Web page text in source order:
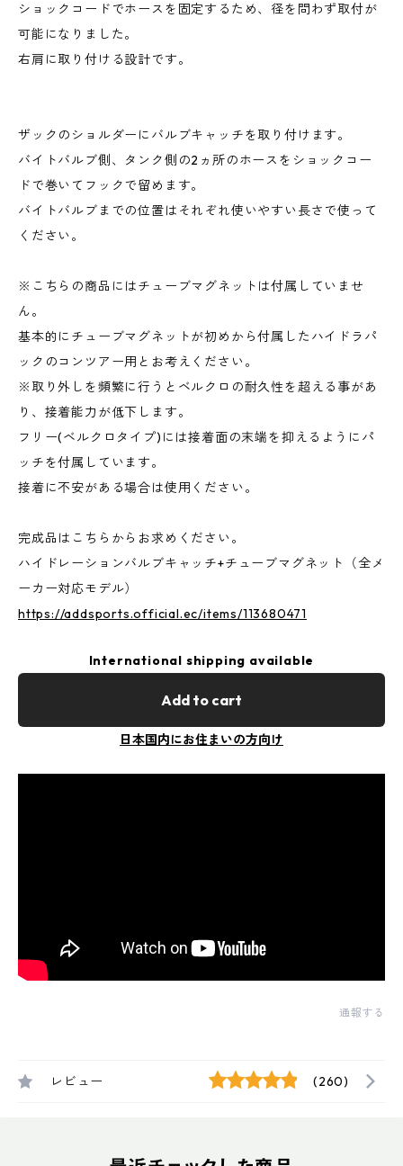
ショックコードでホースを固定するため、径を問わず取付が
可能になりました。
右肩に取り付ける設計です。
ザックのショルダーにバルブキャッチを取り付けます。
バイトバルブ側、タンク側の2ヵ所のホースをショックコー
ドで巻いてフックで留めます。
バイトバルブまでの位置はそれぞれ使いやすい長さで使って
ください。
※こちらの商品にはチューブマグネットは付属していませ
ん。
基本的にチューブマグネットが初めから付属したハイドラパ
ックのコンツアー用とお考えください。
※取り外しを頻繁に行うとベルクロの耐久性を超える事があ
り、接着能力が低下します。
フリー(ベルクロタイプ)には接着面の末端を抑えるようにパ
ッチを付属しています。
接着に不安がある場合は使用ください。
完成品はこちらからお求めください。
ハイドレーションバルブキャッチ+チューブマグネット（全メ
ーカー対応モデル）
https://addsports.official.ec/items/113680471
International shipping available
Add to cart
日本国内にお住まいの方向け
通報する
レビュー (260)